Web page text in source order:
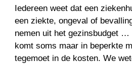
Iedereen weet dat een
een ziekte, ongeval of
nemen uit het gezinsbudget …
komt soms maar in beperkte
tegemoet in de kosten. We